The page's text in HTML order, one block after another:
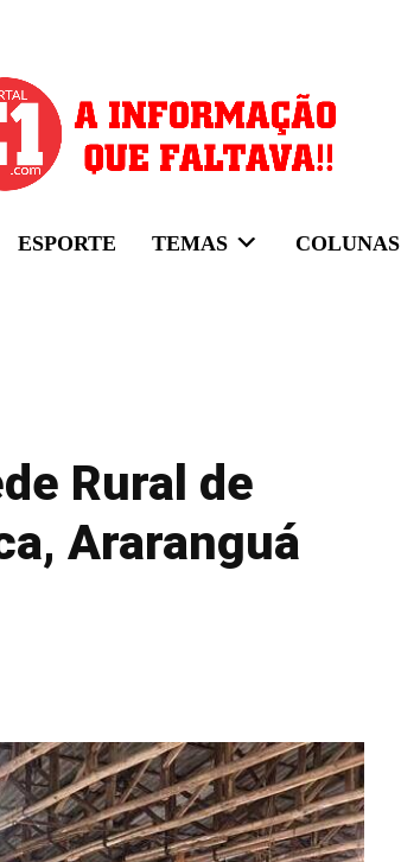
ESPORTE TEMAS COLUNAS
Rural de
Araranguá